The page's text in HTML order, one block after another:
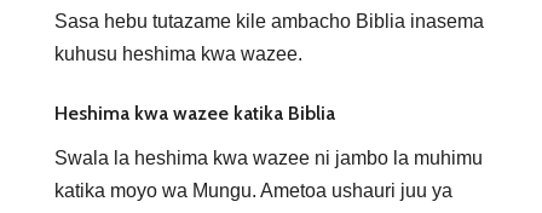
Sasa hebu tutazame kile ambacho Biblia inasema
kuhusu heshima kwa wazee.
Heshima kwa wazee katika Biblia
Swala la heshima kwa wazee ni jambo la muhimu
katika moyo wa Mungu. Ametoa ushauri juu ya